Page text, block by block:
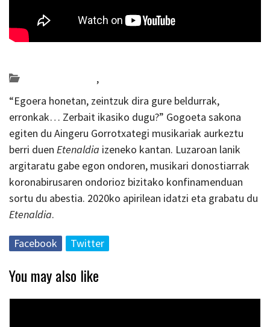
,
“Egoera honetan, zeintzuk dira gure beldurrak,
erronkak… Zerbait ikasiko dugu?” Gogoeta sakona
egiten du Aingeru Gorrotxategi musikariak aurkeztu
berri duen Etenaldia izeneko kantan. Luzaroan lanik
argitaratu gabe egon ondoren, musikari donostiarrak
koronabirusaren ondorioz bizitako konfinamenduan
sortu du abestia. 2020ko apirilean idatzi eta grabatu du
Etenaldia.
Facebook Twitter
You may also like